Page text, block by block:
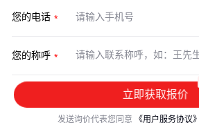
您的电话
您的称呼
立即获取报价
发送询价代表您同意 《用户服务协议》